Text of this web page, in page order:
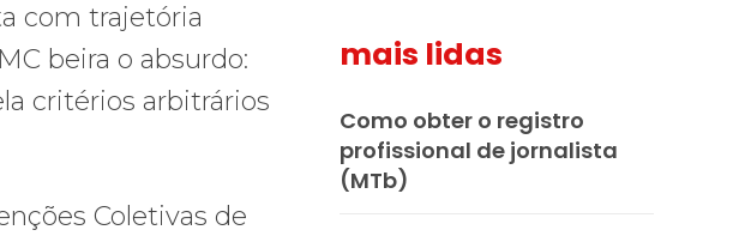
com trajetória
beira o absurdo:
critérios arbitrários
Coletivas de
mais lidas
Como obter o registro
profissional de jornalista
(MTb)